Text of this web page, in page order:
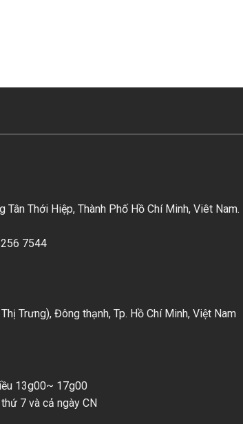
Thới Hiệp, Thành Phố Hồ Chí Minh, Viêt Nam.
7544
Trưng), Đông thạnh, Tp. Hồ Chí Minh, Việt Nam
13g00~ 17g00
7 và cả ngày CN